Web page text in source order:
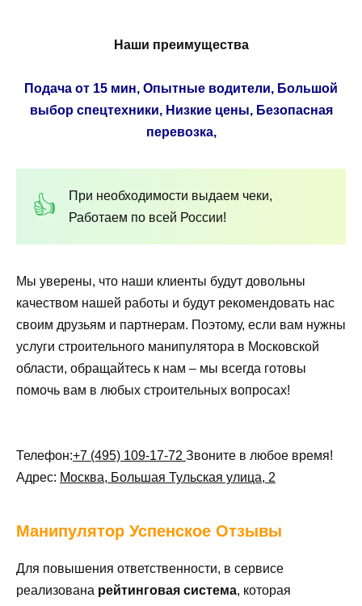
Наши преимущества
Подача от 15 мин, Опытные водители, Большой
выбор спецтехники, Низкие цены, Безопасная
перевозка,
При необходимости выдаем чеки,
Работаем по всей России!
Мы уверены, что наши клиенты будут довольны
качеством нашей работы и будут рекомендовать нас
своим друзьям и партнерам. Поэтому, если вам нужны
услуги строительного манипулятора в Московской
области, обращайтесь к нам – мы всегда готовы
помочь вам в любых строительных вопросах!
Телефон:+7 (495) 109-17-72 Звоните в любое время!
Адрес: Москва, Большая Тульская улица, 2
Манипулятор Успенское Отзывы
Для повышения ответственности, в сервисе
реализована рейтинговая система, которая